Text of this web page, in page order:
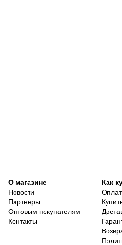
О магазине Как
Новости
Партнеры
Оптовым покупателям
Контакты